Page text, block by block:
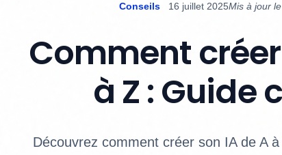
Conseils 16 juillet 2025Mis à jour
Comment
à Z : Guide
Découvrez comment créer son IA de A